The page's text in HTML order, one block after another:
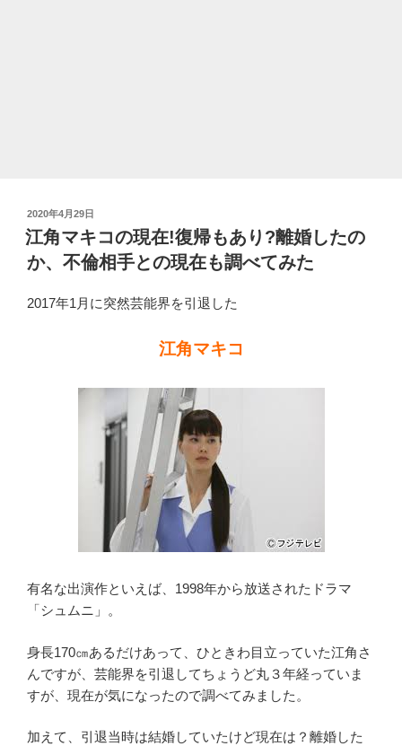
在
や
家
も
投
稿
日:
2020年4月29日
江角マキコの現在!復帰もあり?離婚したの
か、不倫相手との現在も調べてみた
2017年1月に突然芸能界を引退した
江角マキコ
有名な出演作といえば、1998年から放送されたドラマ
「シュムニ」。
身長170㎝あるだけあって、ひときわ目立っていた江角さ
んですが、芸能界を引退してちょうど丸３年経っていま
すが、現在が気になったので調べてみました。
加えて、引退当時は結婚していたけど現在は？離婚した